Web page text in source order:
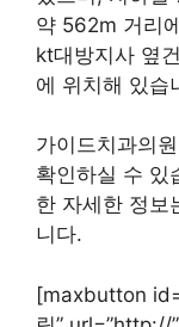
약 562m 거리
kt대방지사 옆
에 위치해 있습
가이드치과의
확인하실 수 있
한 자세한 정보
니다.
[maxbutton